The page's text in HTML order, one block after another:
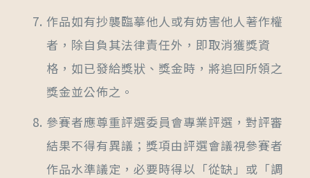
作品如有抄襲臨摹他人或有妨害他人著作權
者，除自負其法律責任外，即取消獲獎資
格，如已發給獎狀、獎金時，將追回所領之
獎金並公佈之。
參賽者應尊重評選委員會專業評選，對評審
結果不得有異議；獎項由評選會議視參賽者
作品水準議定，必要時得以「從缺」或「調